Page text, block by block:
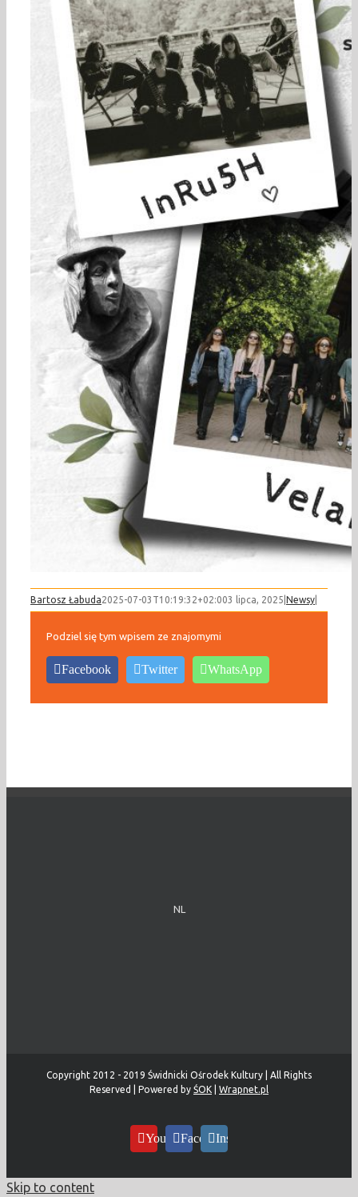
Bartosz Łabuda2025-07-03T10:19:32+02:003 lipca, 2025 Newsy
Podziel się tym wpisem ze znajomymi
Facebook Twitter WhatsApp
NL
Copyright 2012 - 2019 Świdnicki Ośrodek Kultury | All Rights
Reserved | Powered by ŚOK Wrapnet.pl
YouTubeFacebookInstagram
Skip to content